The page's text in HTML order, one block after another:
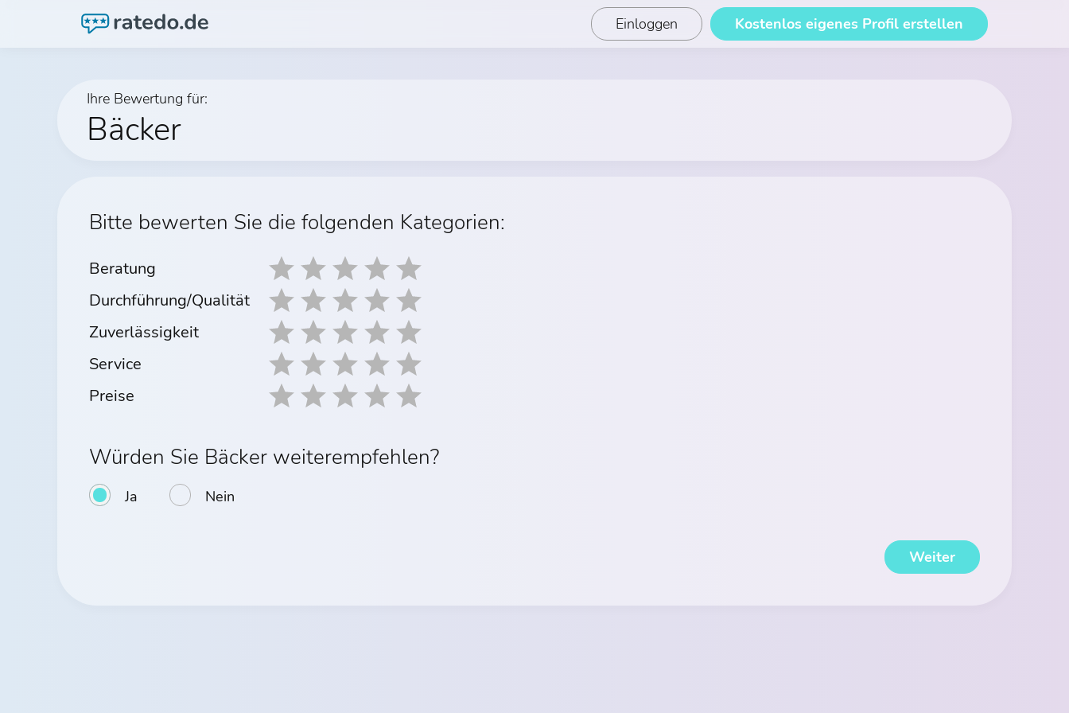
Einloggen Kostenlos eigenes Profil erstellen
Ihre Bewertung für:
Bäcker
Bitte bewerten Sie die folgenden Kategorien:
Beratung
Durchführung/Qualität
Zuverlässigkeit
Service
Preise
Würden Sie Bäcker weiterempfehlen?
Ja Nein
Weiter